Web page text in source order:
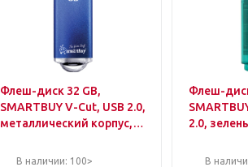
Флеш-диск 32 GB,
SMARTBUY V-Cut, USB 2.0,
металлический корпус,
В наличии: 100>
Флеш-
2.0,
В